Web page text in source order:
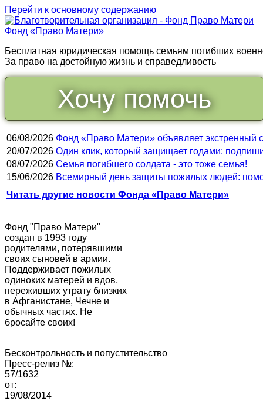
Перейти к основному содержанию
Фонд «Право Матери»
Бесплатная юридическая помощь семьям погибших
За право на достойную жизнь и справедливость
Хочу помочь
06/08/2026 Фонд «Право Матери» объявляет экстренный
20/07/2026 Один клик, который защищает годами:
08/07/2026 Cемья погибшего солдата - это тоже семья!
15/06/2026 Всемирный день защиты пожилых людей:
Читать другие новости Фонда «Право Матери»
Фонд "Право Матери"
создан в 1993 году
родителями, потерявшими
своих сыновей в армии.
Поддерживает пожилых
одиноких матерей и вдов,
переживших утрату близких
в Афганистане, Чечне и
обычных частях. Не
бросайте своих!
Бесконтрольность и попустительство
Пресс-релиз №:
57/1632
от:
19/08/2014